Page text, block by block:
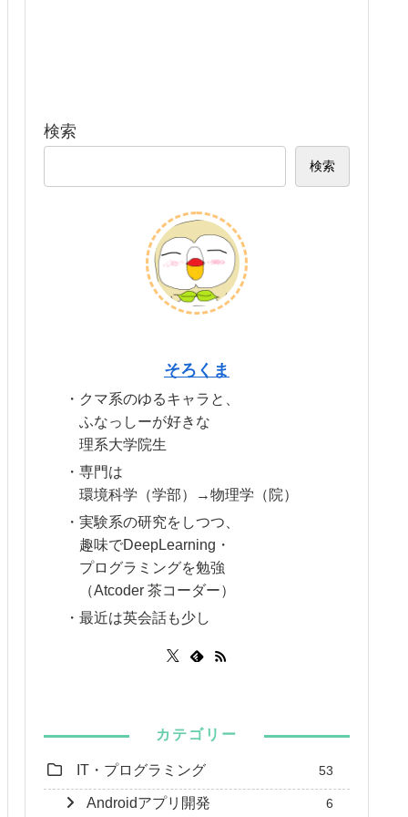
検索
検索
そろくま
・クマ系のゆるキャラと、
ふなっしーが好きな
理系大学院生
・専門は
環境科学（学部）→物理学（院）
・実験系の研究をしつつ、
趣味でDeepLearning・
プログラミングを勉強
（Atcoder 茶コーダー）
・最近は英会話も少し
カテゴリー
IT・プログラミング 53
Androidアプリ開発 6